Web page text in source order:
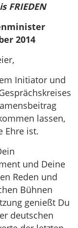
FRIEDEN
2014
Initiator und
lassen,
Ehre ist.
und Deine
Reden und
Bühnen
genießt Du
deutschen